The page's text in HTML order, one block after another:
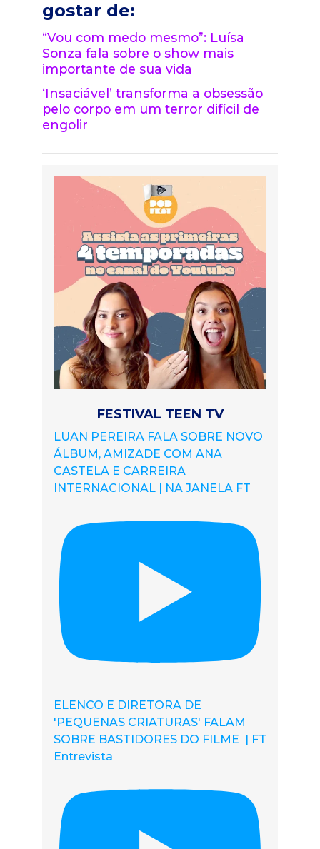
gostar de:
“Vou com medo mesmo”: Luísa
Sonza fala sobre o show mais
importante de sua vida
‘Insaciável’ transforma a obsessão
pelo corpo em um terror difícil de
engolir
FESTIVAL TEEN TV
LUAN PEREIRA FALA SOBRE NOVO
ÁLBUM, AMIZADE COM ANA
CASTELA E CARREIRA
INTERNACIONAL | NA JANELA FT
ELENCO E DIRETORA DE
'PEQUENAS CRIATURAS' FALAM
SOBRE BASTIDORES DO FILME | FT
Entrevista